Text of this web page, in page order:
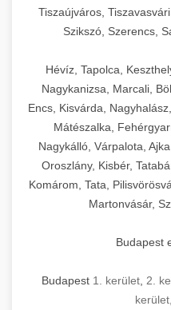
Tiszaújváros,
Szikszó, Szerencs,
Hévíz, Tapolca,
Nagykanizsa, Marcali,
Encs, Kisvárda,
Mátészalka,
Nagykálló, Várpalota,
Oroszlány, Kisbér,
Komárom, Tata,
Martonvásár,
Budapest
Budapest 1. kerület 2.
kerület